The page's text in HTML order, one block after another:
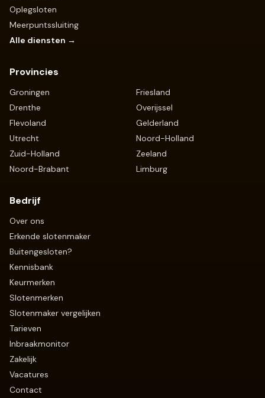
Oplegsloten
Meerpuntssluiting
Alle diensten →
Provincies
Groningen
Friesland
Drenthe
Overijssel
Flevoland
Gelderland
Utrecht
Noord-Holland
Zuid-Holland
Zeeland
Noord-Brabant
Limburg
Bedrijf
Over ons
Erkende slotenmaker
Buitengesloten?
Kennisbank
Keurmerken
Slotenmerken
Slotenmaker vergelijken
Tarieven
Inbraakmonitor
Zakelijk
Vacatures
Contact